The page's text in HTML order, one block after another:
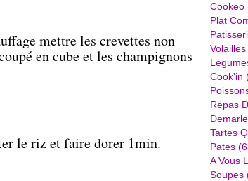
mettre les crevettes non
en cube et les champignons
le riz et faire dorer 1min.
Cookeo
Plat
Volailles
Cook'in
Repas
Demarle
Tartes
Pates
A Vous
Soupes